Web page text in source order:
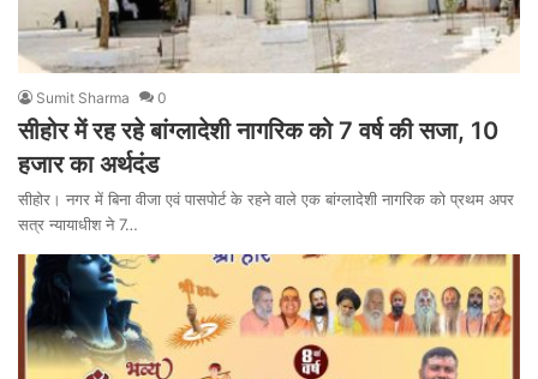
Sumit Sharma 0
सीहोर में रह रहे बांग्लादेशी नागरिक को 7 वर्ष की सजा, 10
हजार का अर्थदंड
सीहोर। नगर में बिना वीजा एवं पासपोर्ट के रहने वाले एक बांग्लादेशी नागरिक को प्रथम अपर
सत्र न्यायाधीश ने 7…